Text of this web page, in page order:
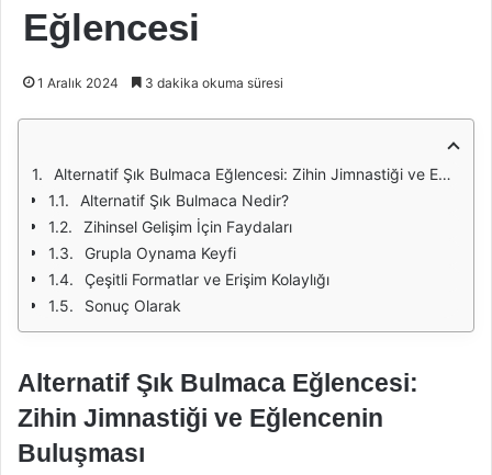
Eğlencesi
1 Aralık 2024 3 dakika okuma süresi
Alternatif Şık Bulmaca Eğlencesi: Zihin Jimnastiği ve Eğlencenin Buluşması
Alternatif Şık Bulmaca Nedir?
Zihinsel Gelişim İçin Faydaları
Grupla Oynama Keyfi
Çeşitli Formatlar ve Erişim Kolaylığı
Sonuç Olarak
Alternatif Şık Bulmaca Eğlencesi:
Zihin Jimnastiği ve Eğlencenin
Buluşması